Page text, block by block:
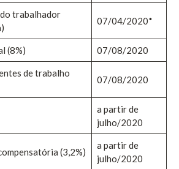
trabalhador
07/04/2020*
(8%) 07/08/2020
de trabalho
07/08/2020
a partir de
julho/2020
(3,2%)
a partir de
julho/2020